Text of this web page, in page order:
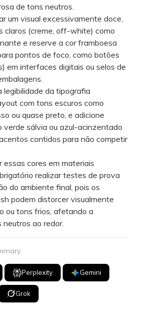
de tons neutros.
visual excessivamente doce,
claros (creme, off-white) como
e reserve a cor framboesa
pontos de foco, como botões
em interfaces digitais ou selos de
da tipografia
com tons escuros como
ou quase preto, e adicione
verde sálvia ou azul-acinzentado
contidos para não competir
cores em materiais
realizar testes de prova
do ambiente final, pois os
podem distorcer visualmente
ou tons frios, afetando a
ao redor.
Perplexity Gemini
Grok